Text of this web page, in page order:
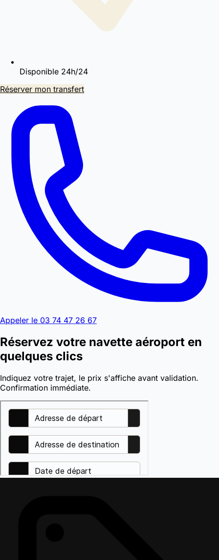
Disponible 24h/24
Réserver mon transfert
Appeler le 03 74 47 26 67
Réservez votre navette aéroport en
quelques clics
Indiquez votre trajet, le prix s'affiche avant validation.
Confirmation immédiate.